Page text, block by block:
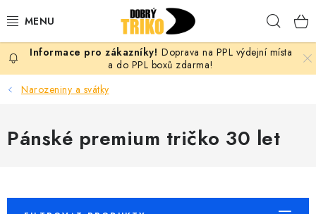
na
PRO ŽENY
PRO MUŽE
PRO DĚTI
Doprava na PPL výdejní místa
a do PPL boxů zdarma!
Narozeniny a svátky
Pánské premium tričko 30 let